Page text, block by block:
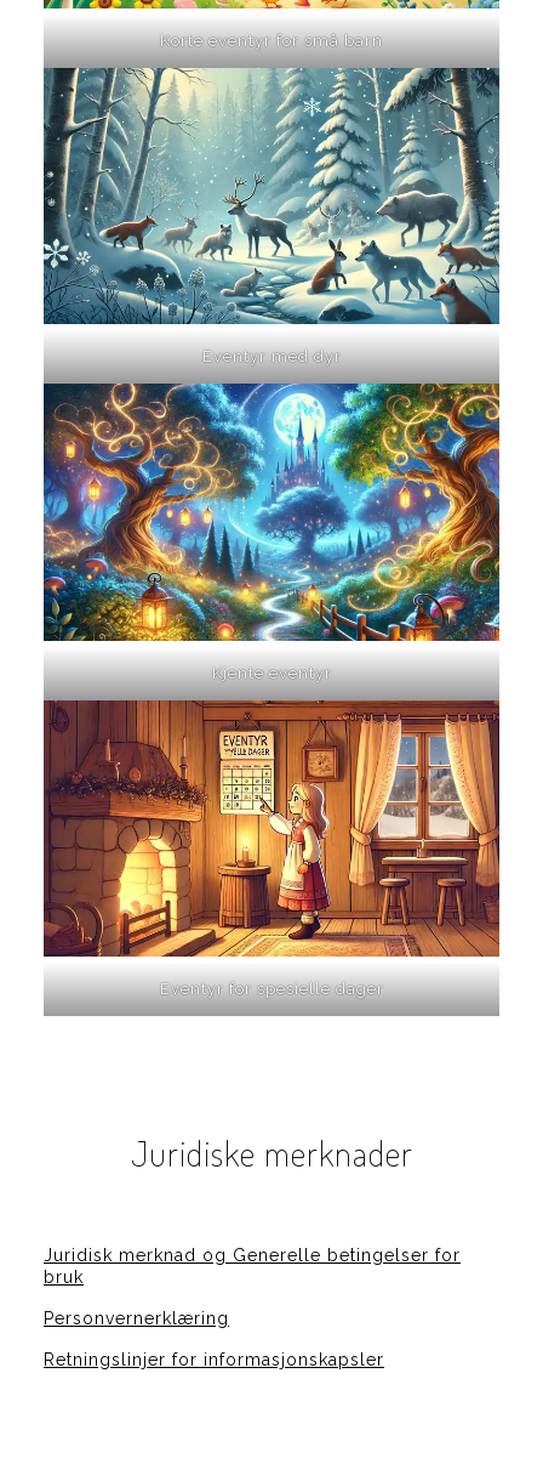
Korte eventyr for små barn
Eventyr med dyr
Kjente eventyr
Eventyr for spesielle dager
Juridiske merknader
Juridisk merknad og Generelle betingelser for
bruk
Personvernerklæring
Retningslinjer for informasjonskapsler